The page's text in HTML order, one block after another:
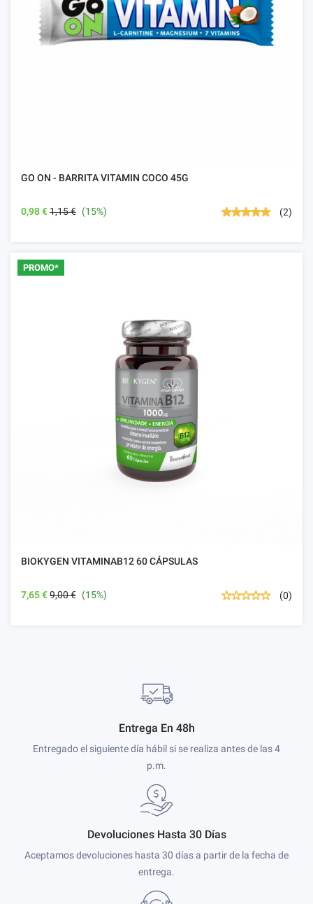
GO ON - BARRITA VITAMIN COCO 45G
0,98 €1,15 € (15%) (2)
PROMO*
BIOKYGEN VITAMINAB12 60 CÁPSULAS
7,65 €9,00 € (15%) (0)
Entrega En 48h
Entregado el siguiente día hábil si se realiza antes de las 4
p.m.
Devoluciones Hasta 30 Días
Aceptamos devoluciones hasta 30 días a partir de la fecha de
entrega.